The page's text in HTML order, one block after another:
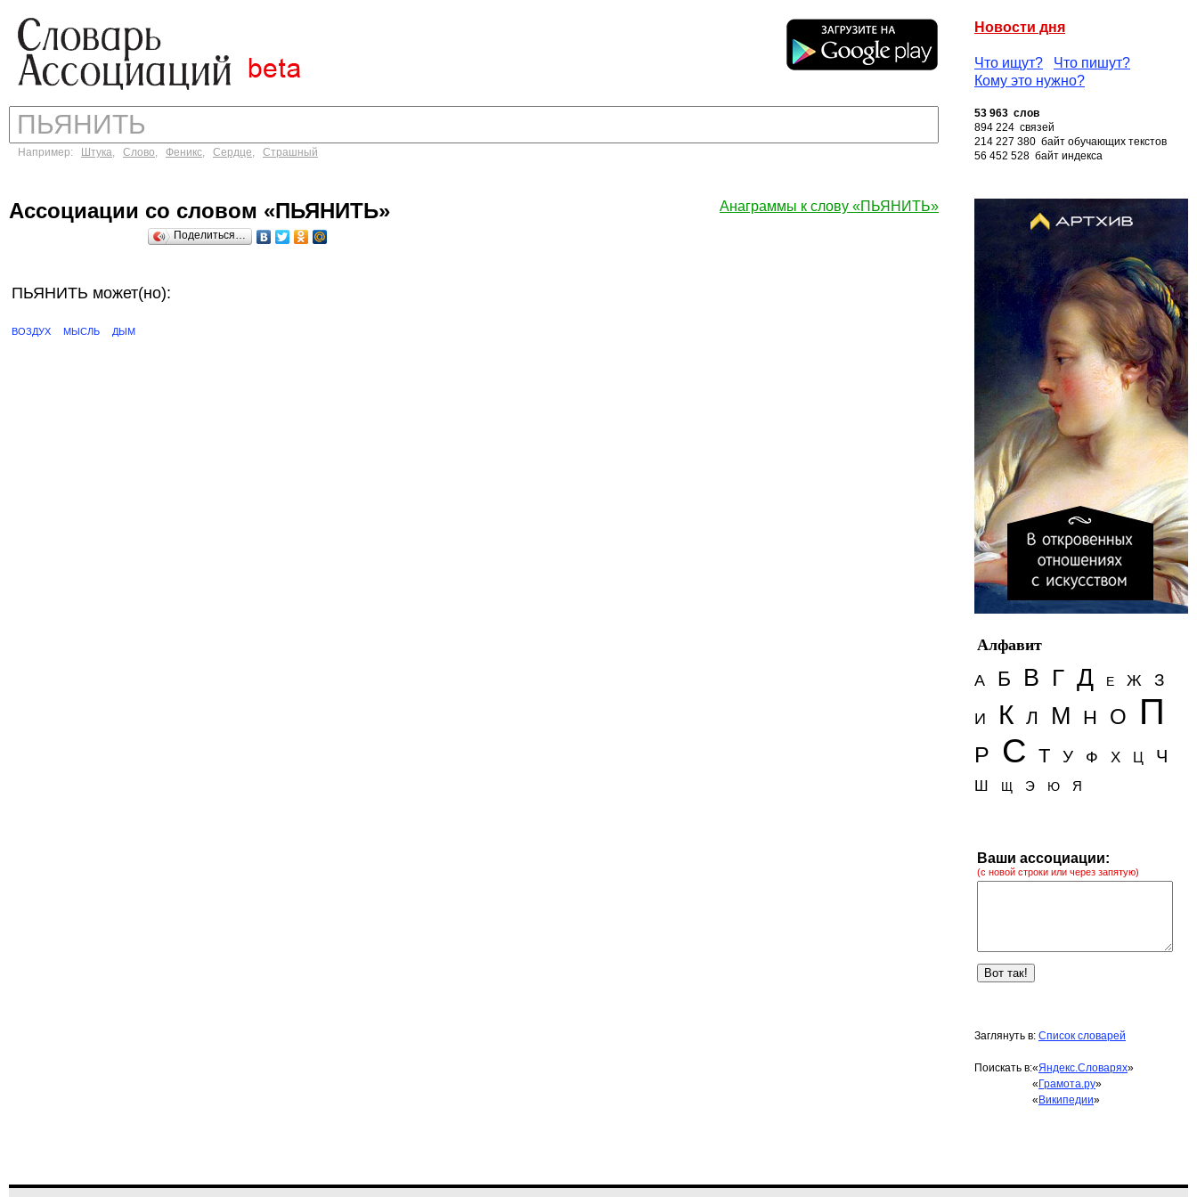
Новости дня
Что ищут?
Что пишут?
Кому это нужно?
Например: Штука, Слово, Феникс, Сердце, Страшный
53 963 слов
894 224 связей
214 227 380 байт обучающих текстов
56 452 528 байт индекса
Анаграммы к слову «ПЬЯНИТЬ»
Ассоциации со словом «ПЬЯНИТЬ»
Поделиться…
ПЬЯНИТЬ может(но):
ВОЗДУХ МЫСЛЬ ДЫМ
Алфавит
А
Б В Г Д Е Ж З
И К Л М Н О П
Р С Т У Ф Х Ц Ч
Ш Щ Э Ю Я
Ваши ассоциации:
(с новой строки или через запятую)
Заглянуть в: Список словарей
Поискать в:«Яндекс.Словарях»
« Грамота.ру»
« Википедии»